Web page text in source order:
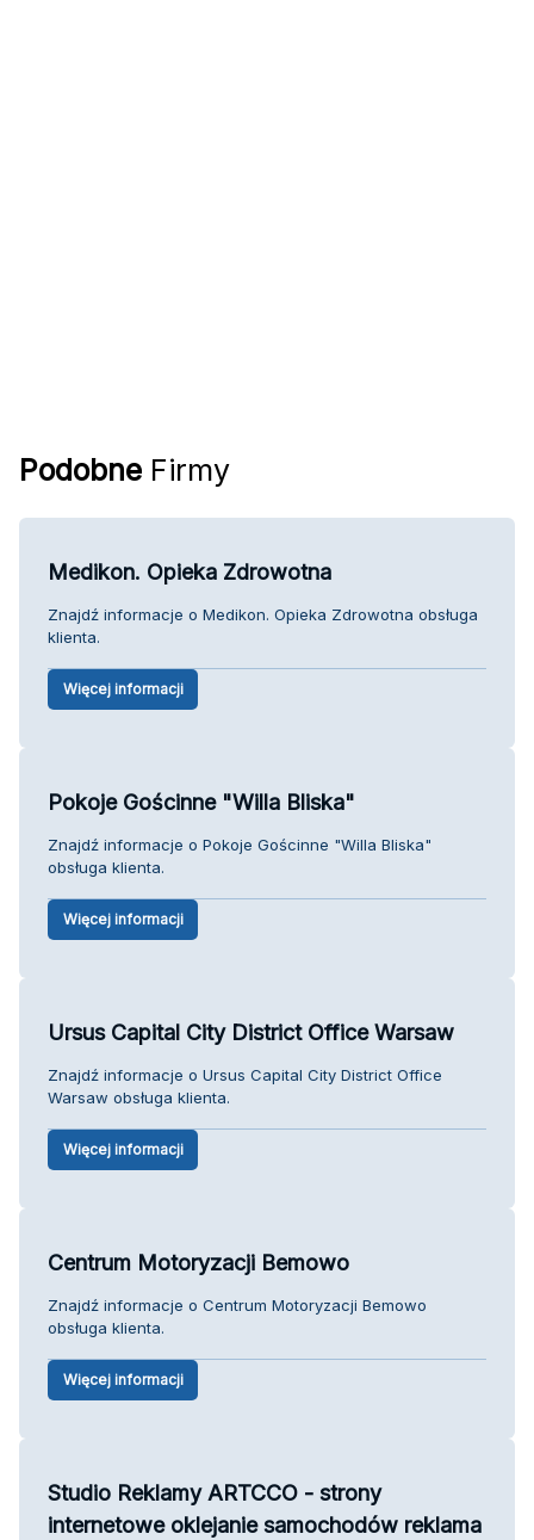
Podobne Firmy
Medikon. Opieka Zdrowotna
Znajdź informacje o Medikon. Opieka Zdrowotna obsługa
klienta.
Więcej informacji
Pokoje Gościnne "Willa Bliska"
Znajdź informacje o Pokoje Gościnne "Willa Bliska"
obsługa klienta.
Więcej informacji
Ursus Capital City District Office Warsaw
Znajdź informacje o Ursus Capital City District Office
Warsaw obsługa klienta.
Więcej informacji
Centrum Motoryzacji Bemowo
Znajdź informacje o Centrum Motoryzacji Bemowo
obsługa klienta.
Więcej informacji
Studio Reklamy ARTCCO - strony
internetowe oklejanie samochodów reklama